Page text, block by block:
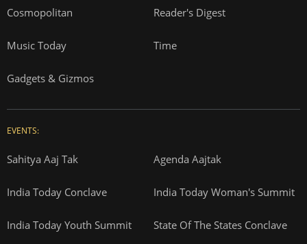
Cosmopolitan Reader's Digest
Music Today Time
Gadgets & Gizmos
EVENTS:
Sahitya Aaj Tak Agenda Aajtak
India Today Conclave India Today Woman's Summit
India Today Youth Summit State Of The States Conclave